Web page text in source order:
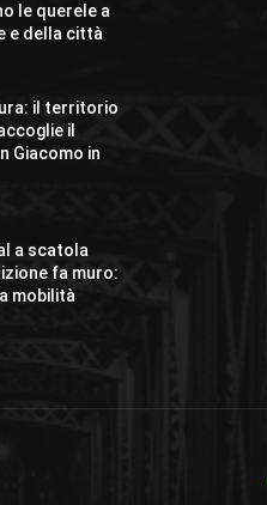
le querele a
e della città
il territorio
il
Giacomo in
a scatola
fa muro:
mobilità